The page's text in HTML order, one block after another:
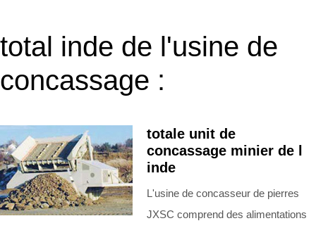
total inde de l'usine de
concassage :
totale unit de
concassage minier de l
inde
L'usine de concasseur de pierres
JXSC comprend des alimentations